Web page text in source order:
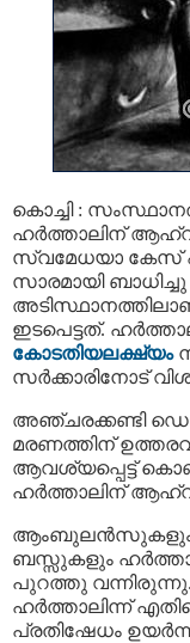
കൊച്ചി :
ഹര്‍ത്താലിന്
സ്വമേധയാ കേസ്
സാരമായി
ഇടപെട്ടത്.
കോടതിയലക്ഷ്യം
സർക്കാരിനോട്
അഞ്ചരക്കണ്ടി
മരണത്തിന്
ആവശ്യപ്പെട്ട്
ഹർത്താലിന്
ആംബുലൻസുകളും
ബസ്സുകളും
പുറത്തു
ഹര്‍ത്താലിന്ന്
പ്രതിഷേധം